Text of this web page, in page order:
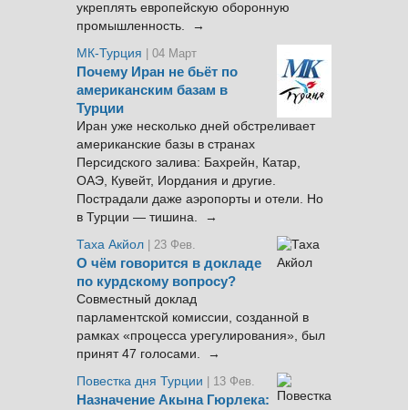
укреплять европейскую оборонную
промышленность. →
МК-Турция
| 04 Март
Почему Иран не бьёт по
американским базам в
Турции
Иран уже несколько дней обстреливает
американские базы в странах
Персидского залива: Бахрейн, Катар,
ОАЭ, Кувейт, Иордания и другие.
Пострадали даже аэропорты и отели. Но
в Турции — тишина. →
Таха Акйол | 23 Фев.
О чём говорится в докладе
по курдскому вопросу?
Совместный доклад
парламентской комиссии, созданной в
рамках «процесса урегулирования», был
принят 47 голосами. →
Повестка дня Турции
| 13 Фев.
Назначение Акына Гюрлека: